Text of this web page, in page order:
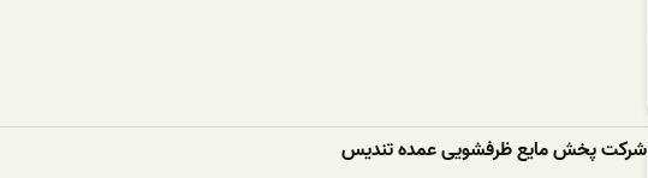
شرکت پخش مایع ظرفشویی عمده تندیس